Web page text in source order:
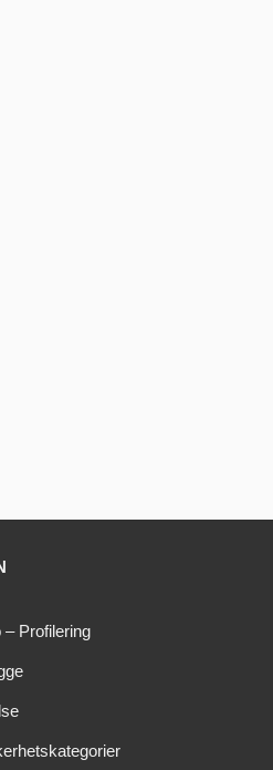
Profilering